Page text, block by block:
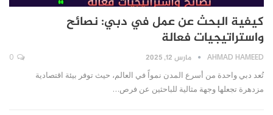
كيفية البحث عن عمل في دبي: نصائح
واستراتيجيات فعالة
AHMAD HAMEED مارس 12, 2025
تُعد دبي واحدة من أسرع المدن نمواً في العالم، حيث توفر بيئة اقتصادية
مزدهرة تجعلها وجهة مثالية للباحثين عن فرص…